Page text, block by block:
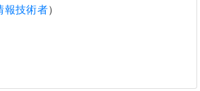
報技術者）